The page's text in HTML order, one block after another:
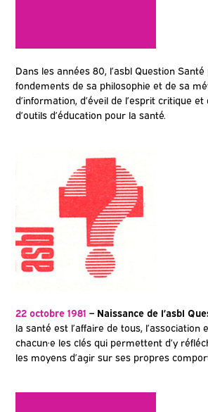
Dans les années 80, l’asbl Question
fondements de sa philosophie et de sa
d’information, d’éveil de l’esprit critique
d’outils d’éducation pour la santé.
22 octobre 1981 – Naissance de l’asbl
la santé est l’affaire de tous, l’association
chacun·e les clés qui permettent d’y
les moyens d’agir sur ses propres